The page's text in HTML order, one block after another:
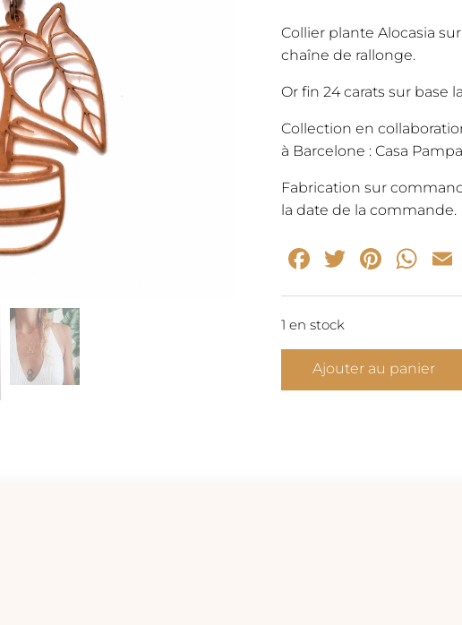
initial
Collier plante Alocasia
chaîne de rallonge.
Or fin 24 carats sur base
Collection en
à Barcelone : Casa Pampa
Fabrication sur
la date de la commande.
Facebook
Twitter
1 en stock
quantité
Ajouter au panier